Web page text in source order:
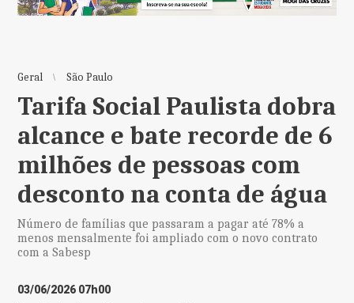
Geral São Paulo
Tarifa Social Paulista dobra
alcance e bate recorde de 6
milhões de pessoas com
desconto na conta de água
Número de famílias que passaram a pagar até 78% a
menos mensalmente foi ampliado com o novo contrato
com a Sabesp
03/06/2026 07h00